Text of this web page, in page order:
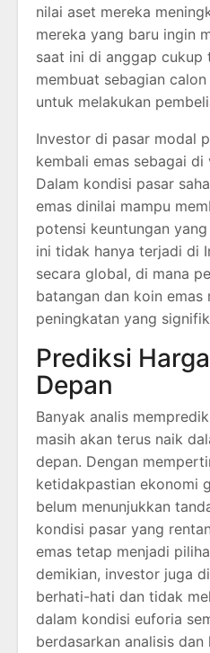
nilai aset mereka
mereka yang baru ingin
saat ini di anggap cukup
membuat sebagian
untuk melakukan
Investor di pasar modal
kembali emas sebagai
Dalam kondisi pasar
emas dinilai mampu
potensi keuntungan
ini tidak hanya terjadi di
secara global, di mana
batangan dan koin emas
peningkatan yang
Prediksi
Depan
Banyak analis
masih akan terus naik
depan. Dengan
ketidakpastian ekonomi
belum menunjukkan
kondisi pasar yang
emas tetap menjadi
demikian, investor juga
berhati-hati dan tidak
dalam kondisi euforia
berdasarkan analisis